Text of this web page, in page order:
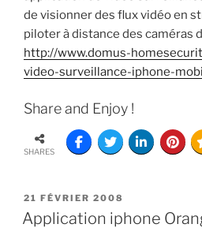
de visionner des flux vidéo en
piloter à distance des caméras
http://www.domus-
video-surveillance-iphone-
Share and Enjoy !
SHARES
21 FÉVRIER 2008
Application iphone